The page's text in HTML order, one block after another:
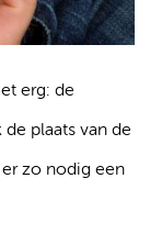
erg: de
plaats van de
zo nodig een